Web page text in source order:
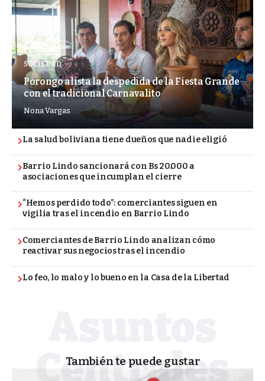
SOCIEDAD
Porongo alista la despedida de la Fiesta Grande
con el tradicional Carnavalito
Nona Vargas
La salud boliviana tiene dueños que nadie eligió
Barrio Lindo sancionará con Bs 20.000 a
asociaciones que incumplan el cierre
“Hemos perdido todo”: comerciantes siguen en
vigilia tras el incendio en Barrio Lindo
Comerciantes de Barrio Lindo analizan cómo
reactivar sus negocios tras el incendio
Lo feo, lo malo y lo bueno en la Casa de la Libertad
También te puede gustar